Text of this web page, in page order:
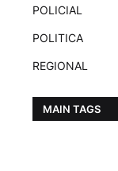
POLICIAL
POLITICA
REGIONAL
MAIN TAGS